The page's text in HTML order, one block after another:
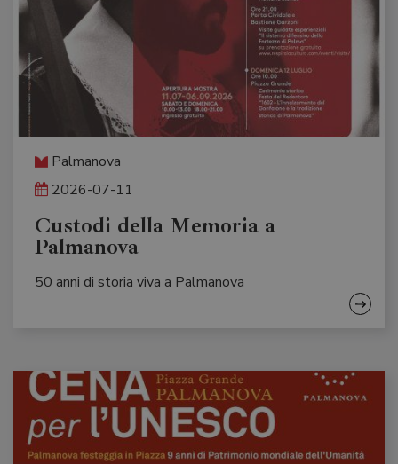
Palmanova
2026-07-11
Custodi della Memoria a
Palmanova
50 anni di storia viva a Palmanova